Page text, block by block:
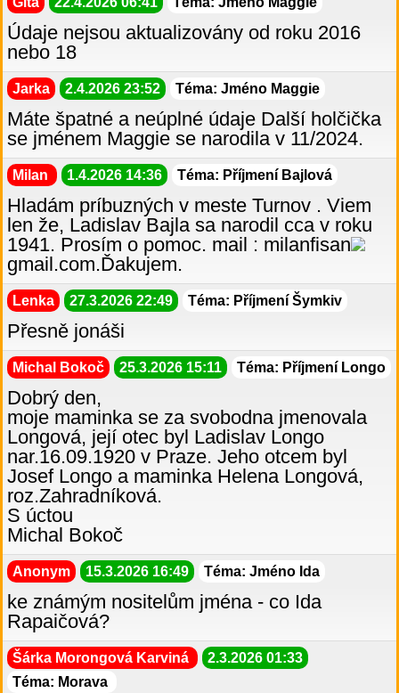
Údaje nejsou aktualizovány od roku 2016
nebo 18
Jarka 2.4.2026 23:52 Téma: Jméno Maggie
Máte špatné a neúplné údaje Další holčička
se jménem Maggie se narodila v 11/2024.
Milan 1.4.2026 14:36 Téma: Příjmení Bajlová
Hladám príbuzných v meste Turnov . Viem
len že, Ladislav Bajla sa narodil cca v roku
1941. Prosím o pomoc. mail : milanfisan
gmail.com.Ďakujem.
Lenka 27.3.2026 22:49 Téma: Příjmení Šymkiv
Přesně jonáši
Michal Bokoč 25.3.2026 15:11 Téma: Příjmení Longo
Dobrý den,
moje maminka se za svobodna jmenovala
Longová, její otec byl Ladislav Longo
nar.16.09.1920 v Praze. Jeho otcem byl
Josef Longo a maminka Helena Longová,
roz.Zahradníková.
S úctou
Michal Bokoč
Anonym 15.3.2026 16:49 Téma: Jméno Ida
ke známým nositelům jména - co Ida
Rapaičová?
Šárka Morongová Karviná
2.3.2026 01:33
Téma: Morava